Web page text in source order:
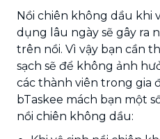
Nồi chiên không dầu khi
dụng lâu ngày sẽ gây ra
trên nồi. Vì vậy bạn cần
sạch sẽ để không ảnh
các thành viên trong gia
bTaskee mách bạn một
nồi chiên không dầu: